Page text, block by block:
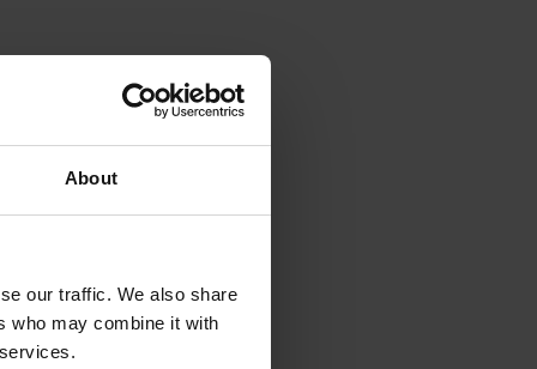
About
our traffic. We also share
who may combine it with